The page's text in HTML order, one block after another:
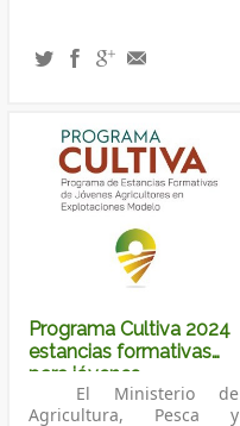
Programa Cultiva 2024
estancias formativas
para jóvenes
agricultores y
ganaderos.
Agricultura, Pesca y